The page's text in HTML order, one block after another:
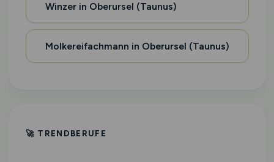
Winzer in Oberursel (Taunus)
Molkereifachmann in Oberursel (Taunus)
🚀 TRENDBERUFE